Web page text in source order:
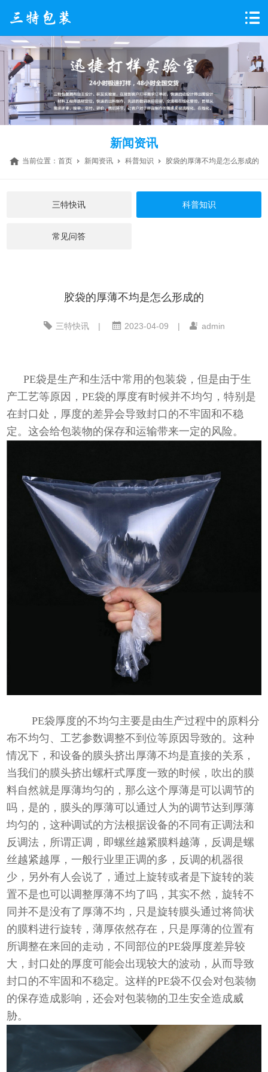
新闻资讯
当前位置： 首页 新闻资讯 科普知识 胶袋的厚薄不均是怎么形成的
三特快讯 科普知识
常见问答
胶袋的厚薄不均是怎么形成的
三特快讯 | 2023-04-09 | admin
PE袋是生产和生活中常用的包装袋，但是由于生
产工艺等原因，PE袋的厚度有时候并不均匀，特别是
在封口处，厚度的差异会导致封口的不牢固和不稳
定。这会给包装物的保存和运输带来一定的风险。
PE袋厚度的不均匀主要是由生产过程中的原料分
布不均匀、工艺参数调整不到位等原因导致的。这种
情况下，和设备的膜头挤出厚薄不均是直接的关系，
当我们的膜头挤出螺杆式厚度一致的时候，吹出的膜
料自然就是厚薄均匀的，那么这个厚薄是可以调节的
吗，是的，膜头的厚薄可以通过人为的调节达到厚薄
均匀的，这种调试的方法根据设备的不同有正调法和
反调法，所谓正调，即螺丝越紧膜料越薄，反调是螺
丝越紧越厚，一般行业里正调的多，反调的机器很
少，另外有人会说了，通过上旋转或者是下旋转的装
置不是也可以调整厚薄不均了吗，其实不然，旋转不
同并不是没有了厚薄不均，只是旋转膜头通过将筒状
的膜料进行旋转，薄厚依然存在，只是厚薄的位置有
所调整在来回的走动，不同部位的PE袋厚度差异较
大，封口处的厚度可能会出现较大的波动，从而导致
封口的不牢固和不稳定。这样的PE袋不仅会对包装物
的保存造成影响，还会对包装物的卫生安全造成威
胁。